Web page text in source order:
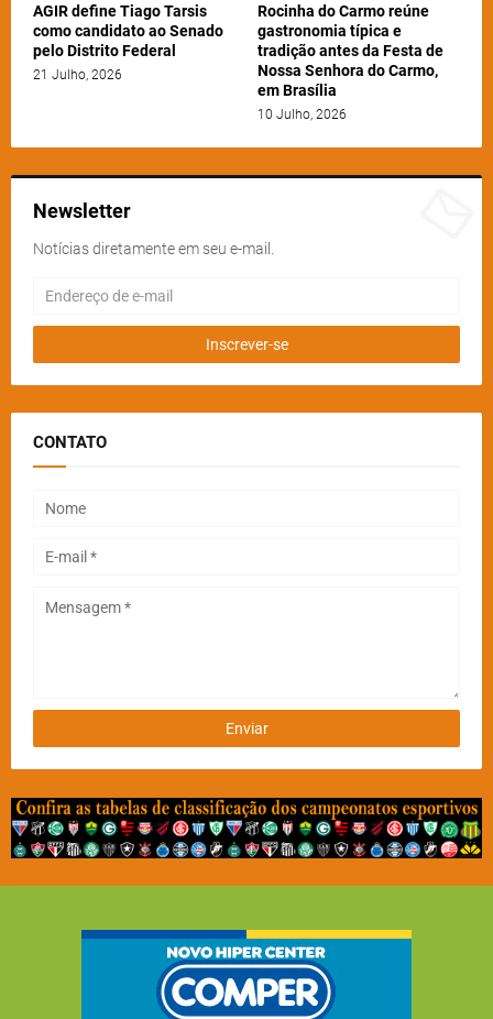
AGIR define Tiago Tarsis
como candidato ao Senado
pelo Distrito Federal
21 Julho, 2026
Rocinha do Carmo reúne
gastronomia típica e
tradição antes da Festa de
Nossa Senhora do Carmo,
em Brasília
10 Julho, 2026
Newsletter
Notícias diretamente em seu e-mail.
CONTATO